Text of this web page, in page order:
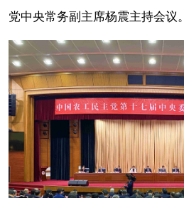
党中央常务副主席杨震主持会议。